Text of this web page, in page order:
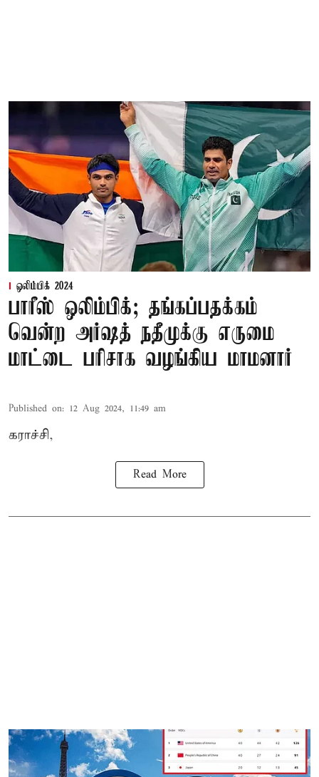
ஒலிம்பிக் 2024
பாரீஸ் ஒலிம்பிக்; தங்கப்பதக்கம்
வென்ற அர்ஷத் நதீமுக்கு எருமை
மாட்டை பரிசாக வழங்கிய மாமனார்
Published on: 12 Aug 2024, 11:49 am
கராச்சி,
Read More